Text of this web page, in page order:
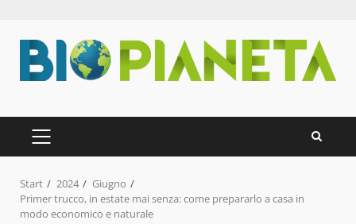
Inhalt
springen
PRIMÄRES
MENÜ
Start 2024
Giugno
Primer trucco, in estate mai senza: come prepararlo a casa in
modo economico e naturale